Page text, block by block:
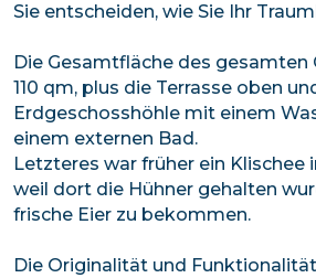
Sie entscheiden, wie Sie Ihr
Die Gesamtfläche des
110 qm, plus die Terrasse oben
Erdgeschosshöhle mit einem
einem externen Bad.
Letzteres war früher ein Klischee
weil dort die Hühner gehalten
frische Eier zu bekommen.
Die Originalität und